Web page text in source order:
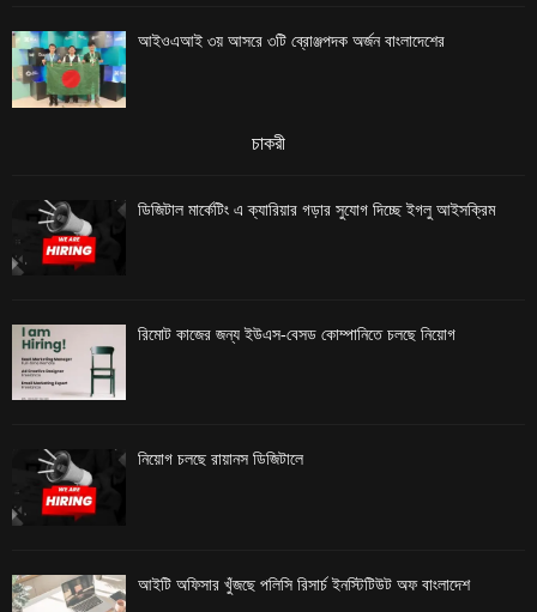
আইওএআই ৩য় আসরে ৩টি ব্রোঞ্জপদক অর্জন বাংলাদেশের
চাকরী
ডিজিটাল মার্কেটিং এ ক্যারিয়ার গড়ার সুযোগ দিচ্ছে ইগলু আইসক্রিম
রিমোট কাজের জন্য ইউএস-বেসড কোম্পানিতে চলছে নিয়োগ
নিয়োগ চলছে রায়ানস ডিজিটালে
আইটি অফিসার খুঁজছে পলিসি রিসার্চ ইনস্টিটিউট অফ বাংলাদেশ